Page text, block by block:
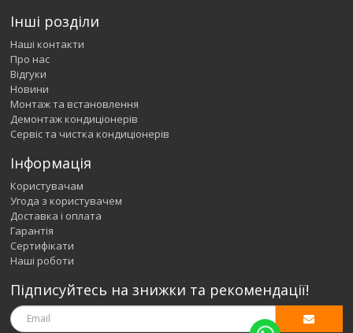
Інші розділи
Наші контакти
Про нас
Відгуки
Новини
Монтаж та встановлення
Демонтаж кондиціонерів
Сервіс та чистка кондиціонерів
Інформація
Користувачам
Угода з користувачем
Доставка і оплата
Гарантія
Сертифікати
Наші роботи
Підписуйтесь на знижки та рекомендації!